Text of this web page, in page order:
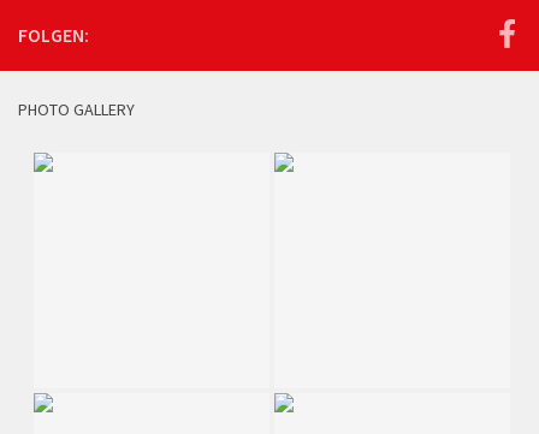
FOLGEN:
PHOTO GALLERY